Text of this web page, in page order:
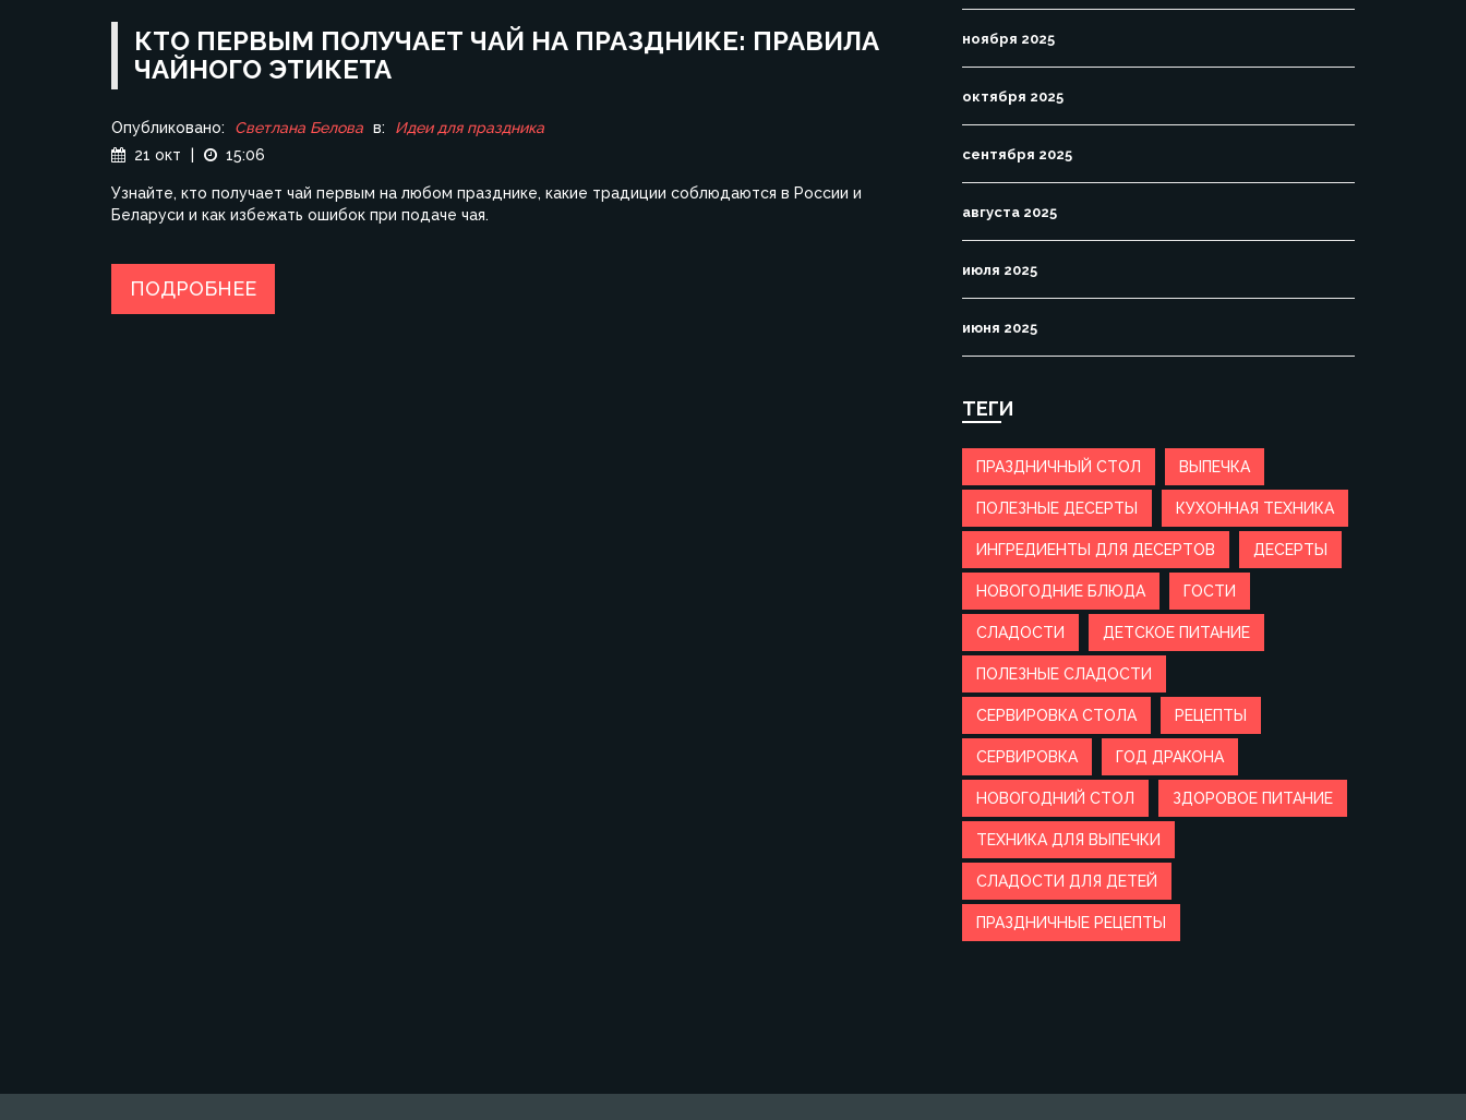
КТО ПЕРВЫМ ПОЛУЧАЕТ ЧАЙ НА ПРАЗДНИКЕ: ПРАВИЛА
ЧАЙНОГО ЭТИКЕТА
Опубликовано: Светлана Белова в:
Идеи для праздника
21 окт
15:06
Узнайте, кто получает чай первым на любом празднике, какие традиции соблюдаются в России и
Беларуси и как избежать ошибок при подаче чая.
ПОДРОБНЕЕ
ноября 2025
октября 2025
сентября 2025
августа 2025
июля 2025
июня 2025
ТЕГИ
ПРАЗДНИЧНЫЙ СТОЛ ВЫПЕЧКА
ПОЛЕЗНЫЕ ДЕСЕРТЫ КУХОННАЯ ТЕХНИКА
ИНГРЕДИЕНТЫ ДЛЯ ДЕСЕРТОВ ДЕСЕРТЫ
НОВОГОДНИЕ БЛЮДА ГОСТИ
СЛАДОСТИ ДЕТСКОЕ ПИТАНИЕ
ПОЛЕЗНЫЕ СЛАДОСТИ
СЕРВИРОВКА СТОЛА РЕЦЕПТЫ
СЕРВИРОВКА ГОД ДРАКОНА
НОВОГОДНИЙ СТОЛ ЗДОРОВОЕ ПИТАНИЕ
ТЕХНИКА ДЛЯ ВЫПЕЧКИ
СЛАДОСТИ ДЛЯ ДЕТЕЙ
ПРАЗДНИЧНЫЕ РЕЦЕПТЫ